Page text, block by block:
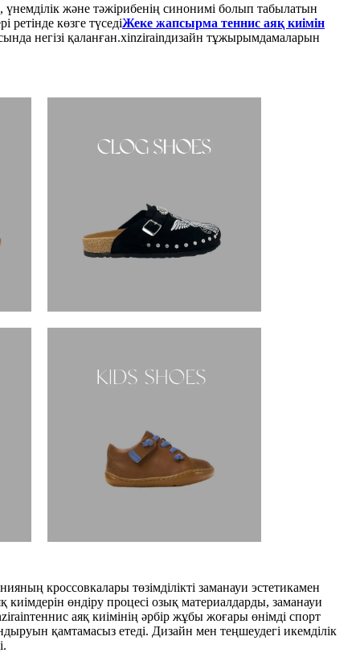
және тәжірибенің синонимі болып табылатын
ретінде көзге түседіЖеке жапсырма теннис аяқ киімін
негізі қаланған.xinzirainдизайн тұжырымдамаларын
кроссовкалары төзімділікті заманауи эстетикамен
киімдерін өндіру процесі озық материалдарды, заманауи
теннис аяқ киімінің әрбір жұбы жоғары өнімді спорт
қамтамасыз етеді. Дизайн мен теңшеудегі икемділік